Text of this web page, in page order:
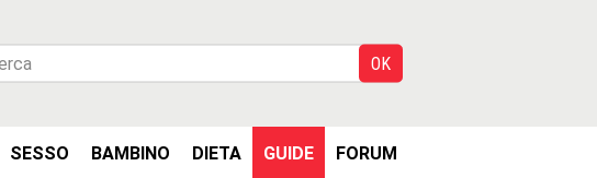
SESSO BAMBINO DIETA GUIDE FORUM